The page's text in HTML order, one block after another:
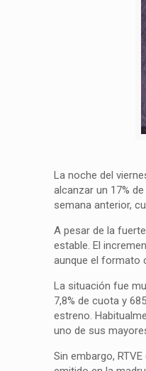
La noche del
alcanzar un 17%
semana anterior,
A pesar de la
estable. El
aunque el formato
La situación fue
7,8% de cuota y
estreno.
uno de sus
Sin embargo,